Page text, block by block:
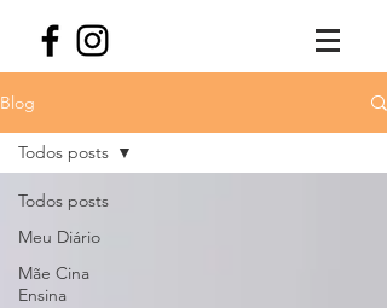
Blog
Todos posts
Meu Diário
Mãe Cina
Ensina
Todos posts